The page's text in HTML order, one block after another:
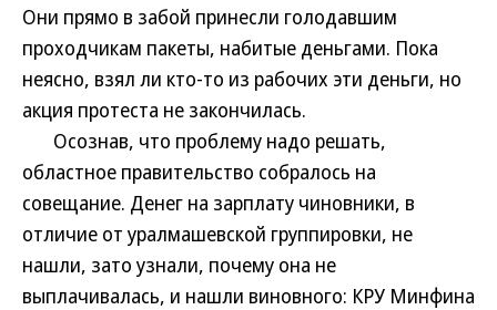
Они прямо в забой принесли голодавшим
проходчикам пакеты, набитые деньгами. Пока
неясно, взял ли кто-то из рабочих эти деньги, но
акция протеста не закончилась.
Осознав, что проблему надо решать,
областное правительство собралось на
совещание. Денег на зарплату чиновники, в
отличие от уралмашевской группировки, не
нашли, зато узнали, почему она не
выплачивалась, и нашли виновного: КРУ Минфина